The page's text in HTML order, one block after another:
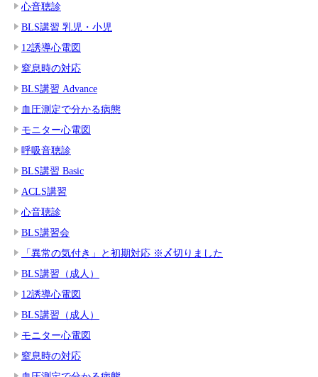
心音聴診
BLS講習 乳児・小児
12誘導心電図
窒息時の対応
BLS講習 Advance
血圧測定で分かる病態
モニター心電図
呼吸音聴診
BLS講習 Basic
ACLS講習
心音聴診
BLS講習会
「異常の気付き」と初期対応 ※〆切りました
BLS講習（成人）
12誘導心電図
BLS講習（成人）
モニター心電図
窒息時の対応